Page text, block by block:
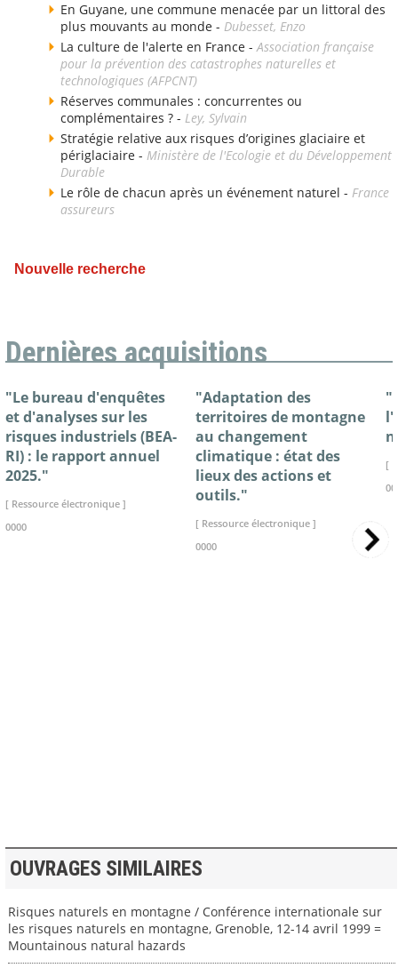
En Guyane, une commune menacée par un littoral des
plus mouvants au monde - Dubesset, Enzo
La culture de l'alerte en France -Association française
pour la prévention des catastrophes naturelles et
technologiques (AFPCNT)
Réserves communales : concurrentes ou
complémentaires ? - Ley, Sylvain
Stratégie relative aux risques d’origines glaciaire et
périglaciaire - Ministère de l'Ecologie et du Développement
Durable
Le rôle de chacun après un événement naturel - France
assureurs
Nouvelle recherche
Dernières acquisitions
"Le bureau d'enquêtes
et d'analyses sur les
risques industriels (BEA-
RI) : le rapport annuel
2025."
[ Ressource électronique ]
0000
"Adaptation des
territoires de montagne
au changement
climatique : état des
lieux des actions et
outils."
[ Ressource électronique ]
0000
[
OUVRAGES SIMILAIRES
Risques naturels en montagne / Conférence internationale sur
les risques naturels en montagne, Grenoble, 12-14 avril 1999 =
Mountainous natural hazards